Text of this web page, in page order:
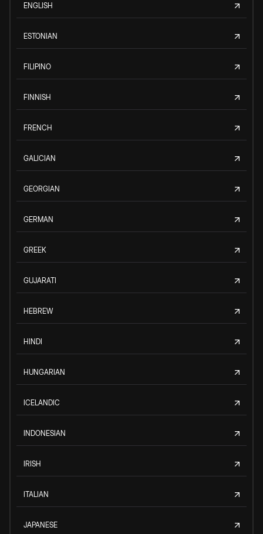
ENGLISH
ESTONIAN
FILIPINO
FINNISH
FRENCH
GALICIAN
GEORGIAN
GERMAN
GREEK
GUJARATI
HEBREW
HINDI
HUNGARIAN
ICELANDIC
INDONESIAN
IRISH
ITALIAN
JAPANESE